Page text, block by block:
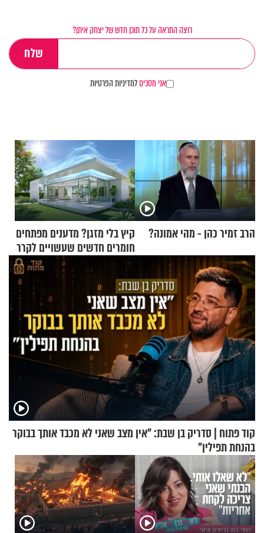
רוצה התראה על כל תוכן חדש של יצחק איתן?
אני מסכיםלמדיניות הפרטיות
הרב זמיר כהן - מהי אמונה?
קיץ בלי מזגן? מדענים מפתחים
חומרים חדשים שעשויים לקרר
בתים
קוד פתוח | סדריק בן שבת: "אין מצב שאני לא מכבד אותך בבוקר
בהנחת תפילין"